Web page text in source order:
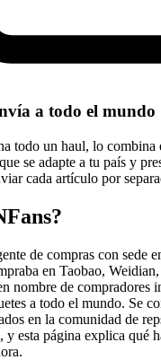
a todo el mundo
todo un haul, lo combina
se adapte a tu país y
cada artículo por
de compras con sede
en Taobao,
nombre de compradores
a todo el mundo. Se
en la comunidad de
y esta página explica qué